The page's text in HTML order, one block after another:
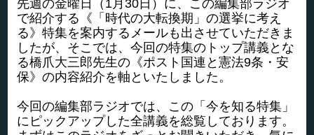
先週の金曜日（1月30日）に、この編集部ラジオ
で紹介する《「時代の大転換期」の選挙に考え
る》特集を案内するメールも出させていただきま
したが、そこでは、今回の特集のトップ講義とな
る橋爪大三郎先生の《ポスト国連と憲法9条・安
保》の内容紹介を軸といたしました。
今回の編集部ラジオでは、この「今を知る特集」
にピックアップした全講義を総覧しております。